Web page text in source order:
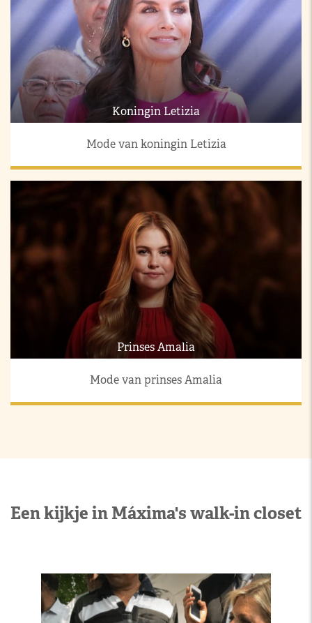
Koningin Letizia
Mode van koningin Letizia
Prinses Amalia
Mode van prinses Amalia
Een kijkje in Máxima's walk-in closet